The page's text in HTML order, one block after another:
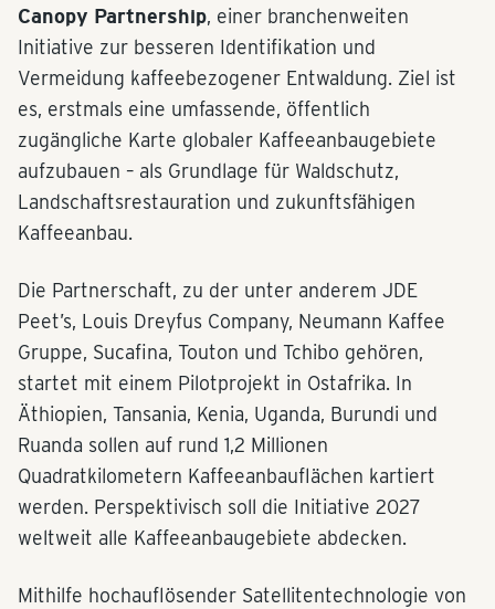
Canopy Partnership, einer branchenweiten
Initiative zur besseren Identifikation und
Vermeidung kaffeebezogener Entwaldung. Ziel ist
es, erstmals eine umfassende, öffentlich
zugängliche Karte globaler Kaffeeanbaugebiete
aufzubauen – als Grundlage für Waldschutz,
Landschaftsrestauration und zukunftsfähigen
Kaffeeanbau.
Die Partnerschaft, zu der unter anderem JDE
Peet’s, Louis Dreyfus Company, Neumann Kaffee
Gruppe, Sucafina, Touton und Tchibo gehören,
startet mit einem Pilotprojekt in Ostafrika. In
Äthiopien, Tansania, Kenia, Uganda, Burundi und
Ruanda sollen auf rund 1,2 Millionen
Quadratkilometern Kaffeeanbauflächen kartiert
werden. Perspektivisch soll die Initiative 2027
weltweit alle Kaffeeanbaugebiete abdecken.
Mithilfe hochauflösender Satellitentechnologie von